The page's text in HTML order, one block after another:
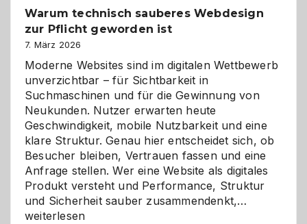
den
Logikrätseln
Warum technisch sauberes Webdesign
zur Pflicht geworden ist
7. März 2026
Moderne Websites sind im digitalen Wettbewerb
unverzichtbar – für Sichtbarkeit in
Suchmaschinen und für die Gewinnung von
Neukunden. Nutzer erwarten heute
Geschwindigkeit, mobile Nutzbarkeit und eine
klare Struktur. Genau hier entscheidet sich, ob
Besucher bleiben, Vertrauen fassen und eine
Anfrage stellen. Wer eine Website als digitales
Produkt versteht und Performance, Struktur
und Sicherheit sauber zusammendenkt,…
weiterlesen